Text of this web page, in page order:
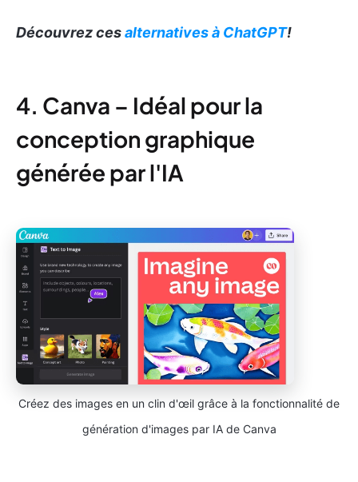
Découvrez cesalternatives à ChatGPT!
4. Canva – Idéal pour la
conception graphique
générée par l'IA
Créez des images en un clin d'œil grâce à la fonctionnalité de
génération d'images par IA de Canva